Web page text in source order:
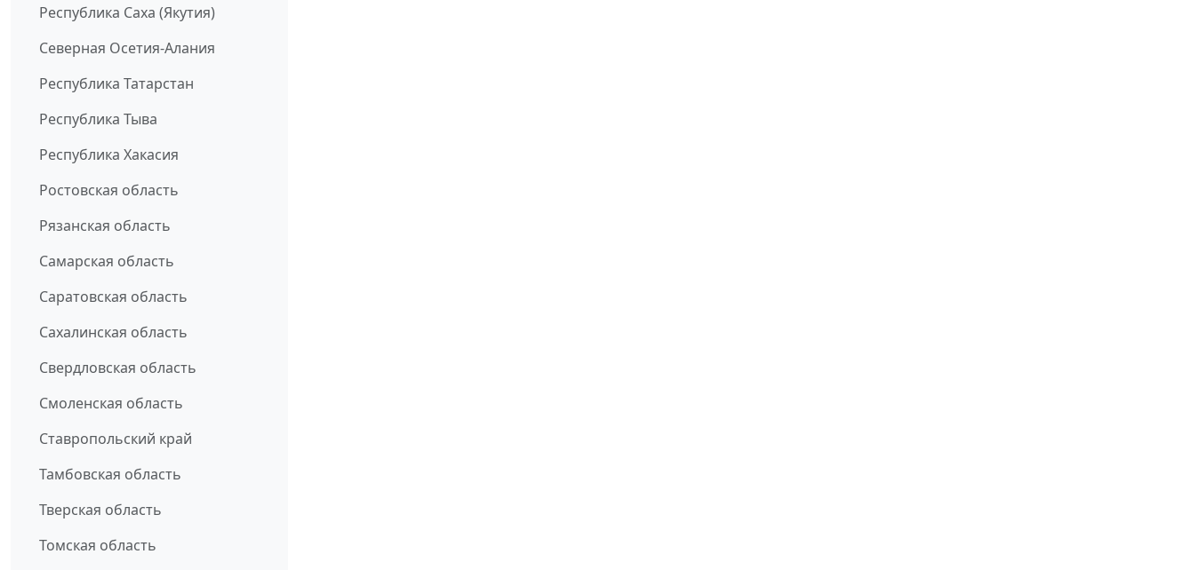
Республика Саха (Якутия)
Северная Осетия-Алания
Республика Татарстан
Республика Тыва
Республика Хакасия
Ростовская область
Рязанская область
Самарская область
Саратовская область
Сахалинская область
Свердловская область
Смоленская область
Ставропольский край
Тамбовская область
Тверская область
Томская область